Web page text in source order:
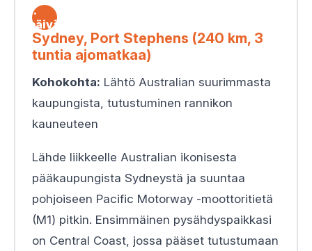
1.
päivä
Sydney, Port Stephens (240 km, 3
tuntia ajomatkaa)
Kohokohta: Lähtö Australian suurimmasta
kaupungista, tutustuminen rannikon
kauneuteen
Lähde liikkeelle Australian ikonisesta
pääkaupungista Sydneystä ja suuntaa
pohjoiseen Pacific Motorway -moottoritietä
(M1) pitkin. Ensimmäinen pysähdyspaikkasi
on Central Coast, jossa pääset tutustumaan